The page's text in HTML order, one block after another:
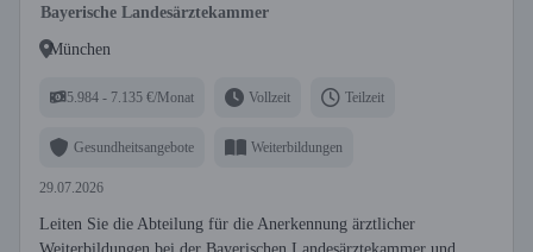
Bayerische Landesärztekammer
München
5.984 - 7.135 €/Monat Vollzeit Teilzeit
Gesundheitsangebote Weiterbildungen
29.07.2026
Leiten Sie die Abteilung für die Anerkennung ärztlicher